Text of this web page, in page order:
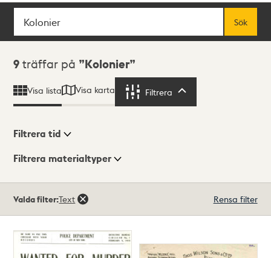
Sök
Sök
Sökresultat
9 träffar på Kolonier
Visa lista Visa karta Filtrera
Visningsläge
Filtrera tid
Filtrera materialtyper
träffar
Valda filter:Text Rensa filter